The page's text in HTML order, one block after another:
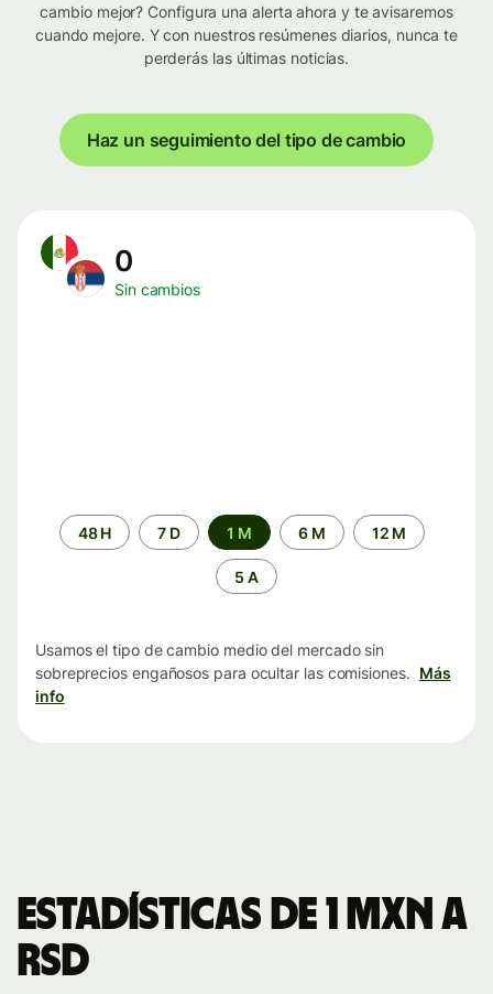
cambio mejor? Configura una alerta ahora y te avisaremos
cuando mejore. Y con nuestros resúmenes diarios, nunca te
perderás las últimas noticias.
Haz un seguimiento del tipo de cambio
0
Sin cambios
Periodo48 H 7 D 1 M 6 M 12 M
5 A
Usamos el tipo de cambio medio del mercado sin
sobreprecios engañosos para ocultar las comisiones. Más
info
Estadísticas de 1 MXN a
RSD